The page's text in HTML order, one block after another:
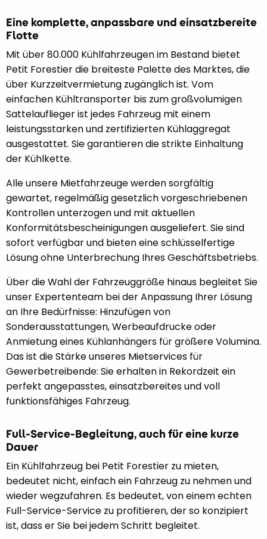
Eine komplette, anpassbare und einsatzbereite
Flotte
Mit über 80.000 Kühlfahrzeugen im Bestand bietet
Petit Forestier die breiteste Palette des Marktes, die
über Kurzzeitvermietung zugänglich ist. Vom
einfachen Kühltransporter bis zum großvolumigen
Sattelauflieger ist jedes Fahrzeug mit einem
leistungsstarken und zertifizierten Kühlaggregat
ausgestattet. Sie garantieren die strikte Einhaltung
der Kühlkette.
Alle unsere Mietfahrzeuge werden sorgfältig
gewartet, regelmäßig gesetzlich vorgeschriebenen
Kontrollen unterzogen und mit aktuellen
Konformitätsbescheinigungen ausgeliefert. Sie sind
sofort verfügbar und bieten eine schlüsselfertige
Lösung ohne Unterbrechung Ihres Geschäftsbetriebs.
Über die Wahl der Fahrzeuggröße hinaus begleitet Sie
unser Expertenteam bei der Anpassung Ihrer Lösung
an Ihre Bedürfnisse: Hinzufügen von
Sonderausstattungen, Werbeaufdrucke oder
Anmietung eines Kühlanhängers für größere Volumina.
Das ist die Stärke unseres Mietservices für
Gewerbetreibende: Sie erhalten in Rekordzeit ein
perfekt angepasstes, einsatzbereites und voll
funktionsfähiges Fahrzeug.
Full-Service-Begleitung, auch für eine kurze
Dauer
Ein Kühlfahrzeug bei Petit Forestier zu mieten,
bedeutet nicht, einfach ein Fahrzeug zu nehmen und
wieder wegzufahren. Es bedeutet, von einem echten
Full-Service-Service zu profitieren, der so konzipiert
ist, dass er Sie bei jedem Schritt begleitet.